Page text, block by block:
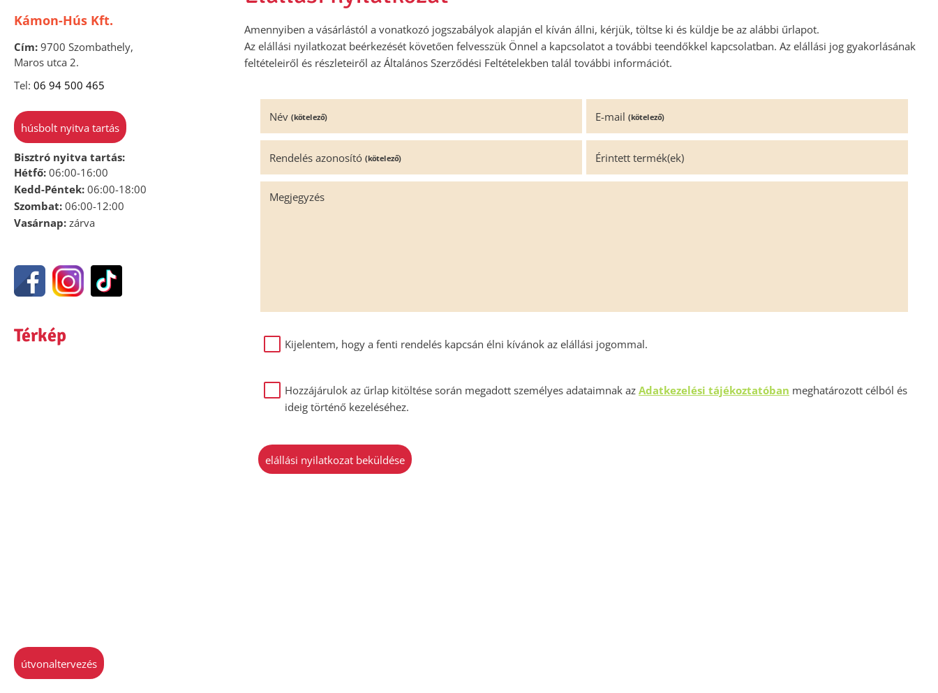
Kámon-Hús Kft.
Cím: 9700 Szombathely,
Maros utca 2.
Tel: 06 94 500 465
húsbolt nyitva tartás
Bisztró nyitva tartás:
Hétfő: 06:00-16:00
Kedd-Péntek: 06:00-18:00
Szombat: 06:00-12:00
Vasárnap: zárva
Térkép
útvonaltervezés
Amennyiben a vásárlástól a vonatkozó jogszabályok alapján el kíván állni, kérjük, töltse ki és küldje be az alábbi űrlapot.
Az elállási nyilatkozat beérkezését követően felvesszük Önnel a kapcsolatot a további teendőkkel kapcsolatban. Az elállási jog gyakorlásának
feltételeiről és részleteiről az Általános Szerződési Feltételekben talál további információt.
Név (kötelező) E-mail (kötelező)
Rendelés azonosító (kötelező) Érintett termék(ek)
Megjegyzés
Kijelentem, hogy a fenti rendelés kapcsán élni kívánok az elállási jogommal.
Hozzájárulok az űrlap kitöltése során megadott személyes adataimnak az Adatkezelési tájékoztatóban meghatározott célból és
ideig történő kezeléséhez.
elállási nyilatkozat beküldése